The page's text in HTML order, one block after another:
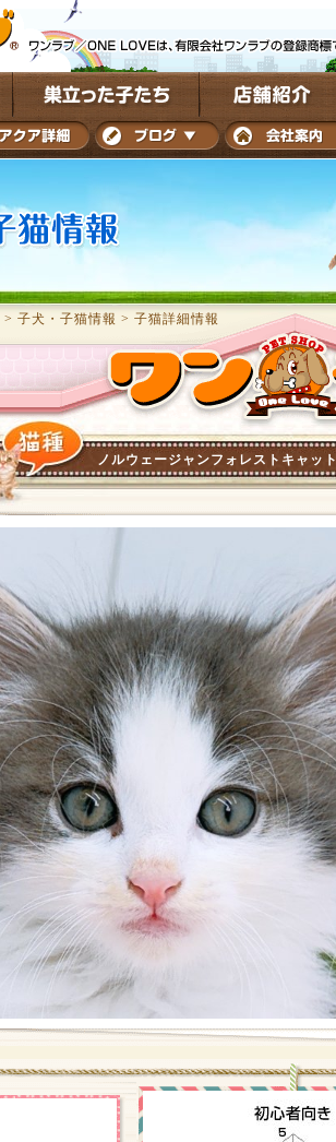
> 子犬・子猫情報 > 子猫詳細情報
ノルウェージャンフォレストキャット